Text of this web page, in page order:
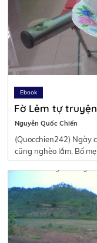
Ebook
Fờ Lêm tự
Nguyễn Quốc Chiến
(Quocchien242) Ngày
cũng nghèo lắm. Bố